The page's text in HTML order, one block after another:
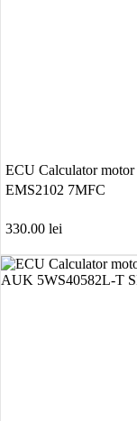
ECU Calculator
EMS2102 7MFC
330.00 lei